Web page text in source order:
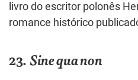
livro do escritor polonês
romance histórico
23.Sine qua non